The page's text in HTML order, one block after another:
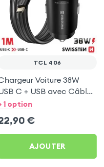
TCL 406
Voiture 38W
C + USB avec Câble
C Swissten pour TCL
1 option
€
AJOUTER